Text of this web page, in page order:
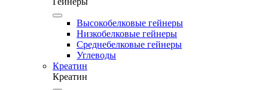
Высокобелковые гейнеры
Низкобелковые гейнеры
Среднебелковые гейнеры
Углеводы
Креатин
Креатин